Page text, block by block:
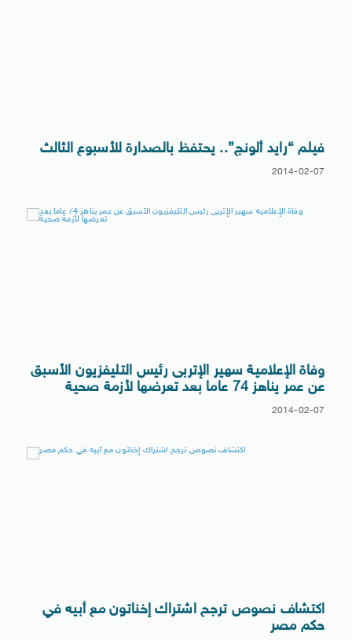
فيلم “رايد ألونج”.. يحتفظ بالصدارة للأسبوع الثالث
2014-02-07
وفاة الإعلامية سهير الإتربى رئيس التليفزيون الأسبق
عن عمر يناهز 74 عاما بعد تعرضها لأزمة صحية
2014-02-07
اكتشاف نصوص ترجح اشتراك إخناتون مع أبيه في
حكم مصر